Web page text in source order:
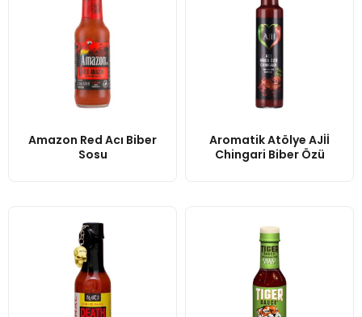
Amazon Red Acı Biber
Sosu
Aromatik Atölye AJİİ
Chingari Biber Özü